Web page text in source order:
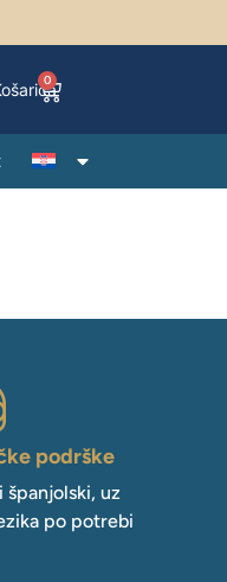
0
podrške
španjolski, uz
po potrebi